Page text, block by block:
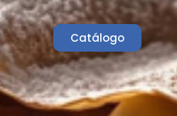
Catálogo